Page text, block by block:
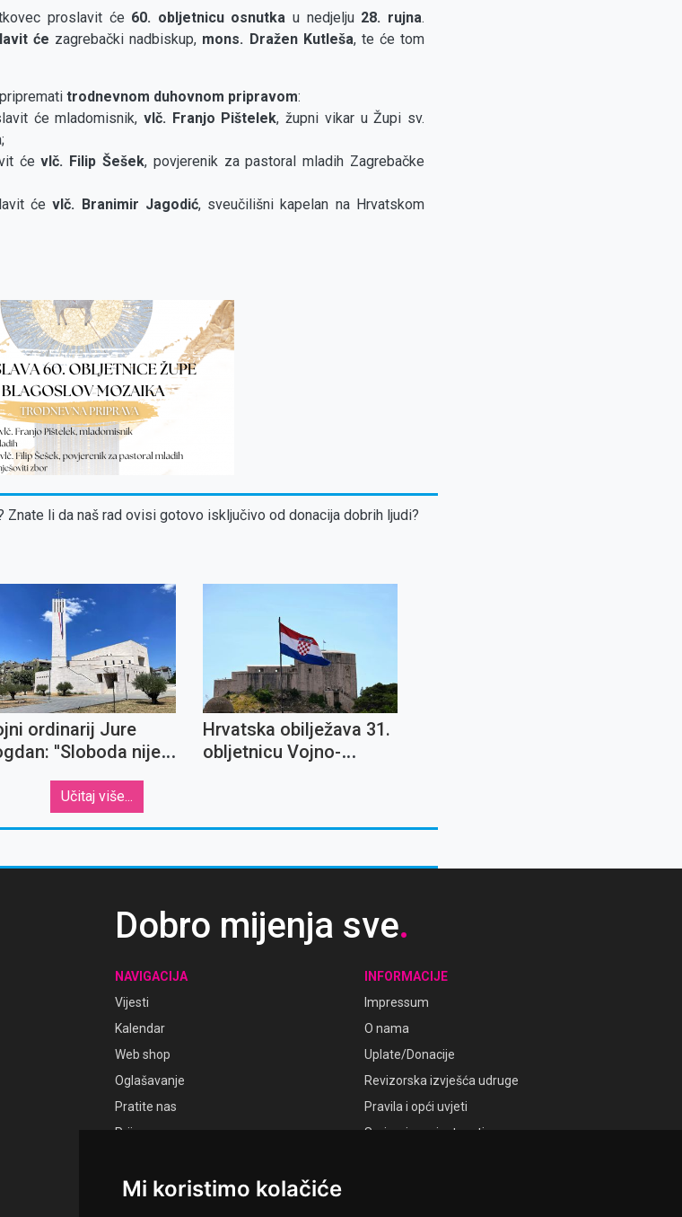
Mi koristimo kolačiće
proslavit će 60. obljetnicu osnutka u nedjelju 28. rujna.
će zagrebački nadbiskup, mons. Dražen Kutleša, te će tom
trodnevnom duhovnom pripravom:
će mladomisnik,vlč. Franjo Pištelek, župni vikar u Župi sv.
ćevlč. Filip Šešek, povjerenik za pastoral mladih Zagrebačke
ćevlč. Branimir Jagodić, sveučilišni kapelan na Hrvatskom
li da naš rad ovisi gotovo isključivo od donacija dobrih ljudi?
ordinarij Jure
''Sloboda nije
nego
zadaća''
Hrvatska obilježava 31.
obljetnicu Vojno-
Učitaj više...
Dobro mijenja sve.
NAVIGACIJA
Vijesti
Kalendar
Web shop
Oglašavanje
Pratite nas
Prijava
INFORMACIJE
Impressum
O nama
Uplate/Donacije
Revizorska izvješća udruge
Pravila i opći uvjeti
Smjernice privatnosti